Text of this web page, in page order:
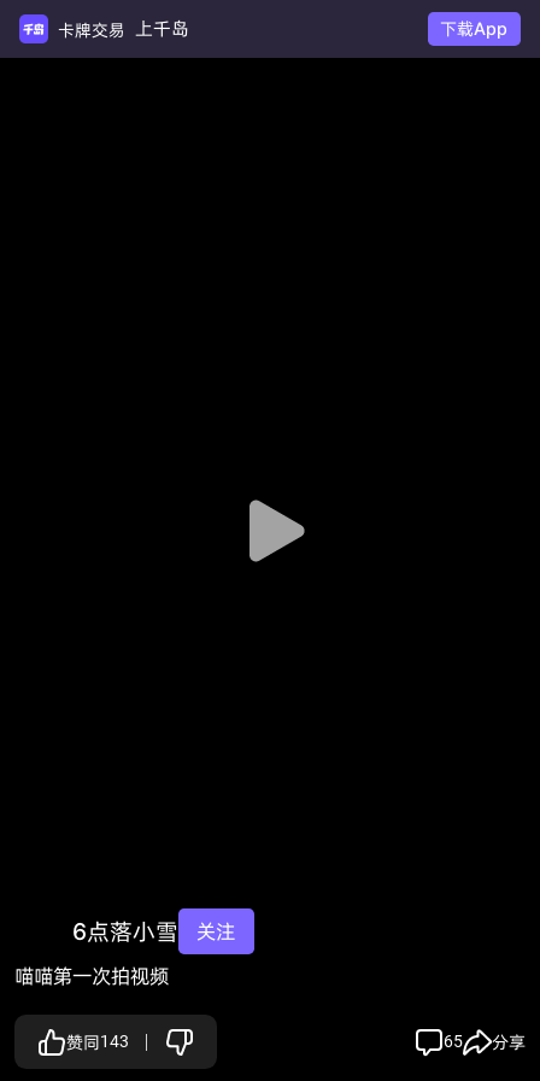
卡牌交易 上千岛 下载App
6点落小雪
关注
喵喵第一次拍视频
赞同143 65 分享